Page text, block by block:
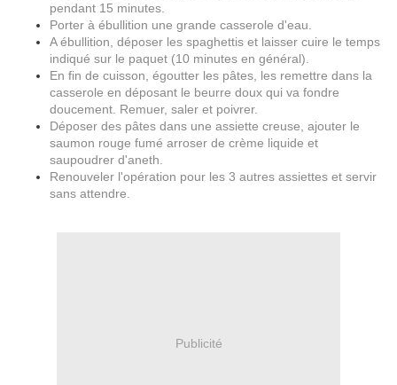
pendant 15 minutes.
Porter à ébullition une grande casserole d'eau.
A ébullition, déposer les spaghettis et laisser cuire le temps
indiqué sur le paquet (10 minutes en général).
En fin de cuisson, égoutter les pâtes, les remettre dans la
casserole en déposant le beurre doux qui va fondre
doucement. Remuer, saler et poivrer.
Déposer des pâtes dans une assiette creuse, ajouter le
saumon rouge fumé arroser de crème liquide et
saupoudrer d'aneth.
Renouveler l'opération pour les 3 autres assiettes et servir
sans attendre.
Publicité